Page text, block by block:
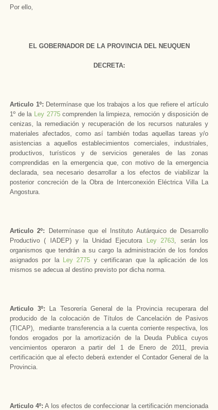
Por ello,
EL GOBERNADOR DE LA PROVINCIA DEL NEUQUEN
DECRETA:
Articulo 1º: Determínase que los trabajos a los que refiere el artículo
1º de la Ley 2775comprenden la limpieza, remoción y disposición de
cenizas, la remediación y recuperación de los recursos naturales y
materiales afectados, como así también todas aquellas tareas y/o
asistencias a aquellos establecimientos comerciales, industriales,
productivos, turísticos y de servicios generales de las zonas
comprendidas en la emergencia que, con motivo de la emergencia
declarada, sea necesario desarrollar a los efectos de viabilizar la
posterior concreción de la Obra de Interconexión Eléctrica Villa La
Angostura.
Articulo 2º: Determínase que el Instituto Autárquico de Desarrollo
Productivo ( IADEP) y la Unidad Ejecutora
Ley 2763, serán los
organismos que tendrán a su cargo la administración de los fondos
asignados por la Ley 2775 y certificaran que la aplicación de los
mismos se adecua al destino previsto por dicha norma.
Articulo 3º: La Tesorería General de la Provincia recuperara del
producido de la colocación de Títulos de Cancelación de Pasivos
(TICAP), mediante transferencia a la cuenta corriente respectiva, los
fondos erogados por la amortización de la Deuda Publica cuyos
vencimientos operaron a partir del 1 de Enero de 2011, previa
certificación que al efecto deberá extender el Contador General de la
Provincia.
Articulo 4º: A los efectos de confeccionar la certificación mencionada